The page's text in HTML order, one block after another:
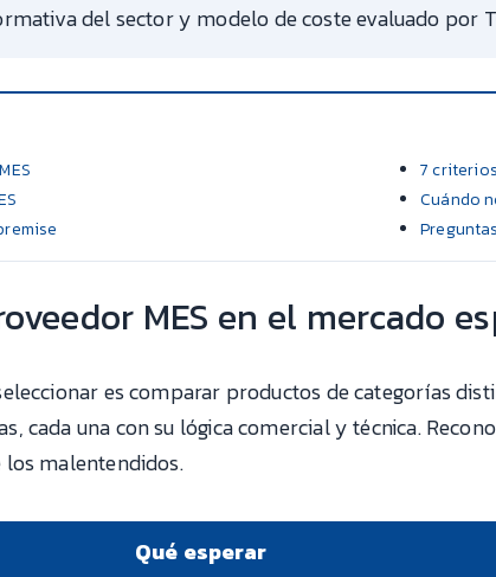
del sector y modelo de coste evaluado por
7
Cuándo
MES en el mercado
es comparar productos de categorías
cada una con su lógica comercial y técnica.
malentendidos.
Qué esperar